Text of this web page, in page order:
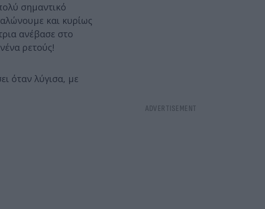
σημαντικό
και κυρίως
ανέβασε στο
ρετούς!
όταν λύγισα, με